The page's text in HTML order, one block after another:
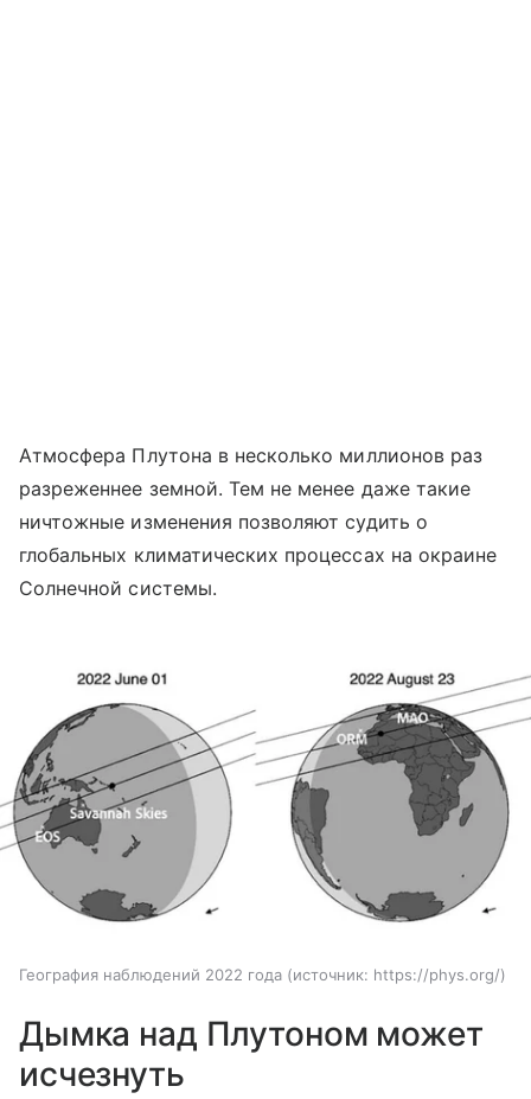
Атмосфера Плутона в несколько миллионов раз
разреженнее земной. Тем не менее даже такие
ничтожные изменения позволяют судить о
глобальных климатических процессах на окраине
Солнечной системы.
География наблюдений 2022 года источник: https://phys.org/
Дымка над Плутоном может
исчезнуть